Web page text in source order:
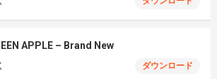
APPLE – Brand New
ダウンロード